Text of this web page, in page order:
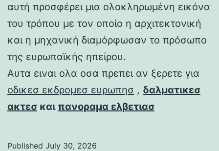
αυτή προσφέρει μια ολοκληρωμένη εικόνα
του τρόπου με τον οποίο η αρχιτεκτονική
και η μηχανική διαμόρφωσαν το πρόσωπο
της ευρωπαϊκής ηπείρου.
Αυτα ειναι ολα οσα πρεπει αν ξερετε για
οδικεσ εκδρομεσ ευρωπησ , δαλματικεσ
ακτεσ και πανοραμα ελβετιασ
Published July 30, 2026